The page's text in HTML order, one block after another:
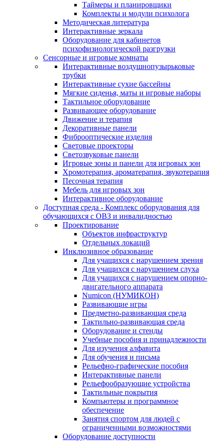
Таймеры и планировщики
Комплекты и модули психолога
Методическая литература
Интерактивные зеркала
Оборудование для кабинетов
психофизиологической разгрузки
Сенсорные и игровые комнаты
Интерактивные воздушнопузырьковые
трубки
Интерактивные сухие бассейны
Мягкие сиденья, маты и игровые наборы
Тактильное оборудование
Развивающее оборудование
Движение и терапия
Декоративные панели
Фиброоптические изделия
Световые проекторы
Светозвуковые панели
Игровые зоны и панели для игровых зон
Хромотерапия, ароматерапия, звукотерапия
Песочная терапия
Мебель для игровых зон
Интерактивное оборудование
Доступная среда - Комплекс оборудования для
обучающихся с ОВЗ и инвалидностью
Проектирование
Объектов инфраструктур
Отдельных локаций
Инклюзивное образование
Для учащихся с нарушением зрения
Для учащихся с нарушением слуха
Для учащихся с нарушением опорно-
двигательного аппарата
Numicon (НУМИКОН)
Развивающие игры
Предметно-развивающая среда
Тактильно-развивающая среда
Оборудование и стенды
Учебные пособия и принадлежности
Для изучения алфавита
Для обучения и письма
Рельефно-графические пособия
Интерактивные панели
Рельефообразующие устройства
Тактильные покрытия
Компьютеры и программное
обеспечение
Занятия спортом для людей с
ограниченными возможностями
Оборудование доступности